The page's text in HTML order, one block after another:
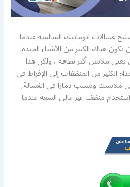
غسالات اتوماتيك السالمية عندما
هناك الكثير من الأشياء الجيدة.
ملابس أكثر نظافة ، ولكن هذا
الكثير من المنظفات إلى الإفراط في
ملابسك ويسبب دمارًا في الغسالة,
منظف غير عالي السعة عندما